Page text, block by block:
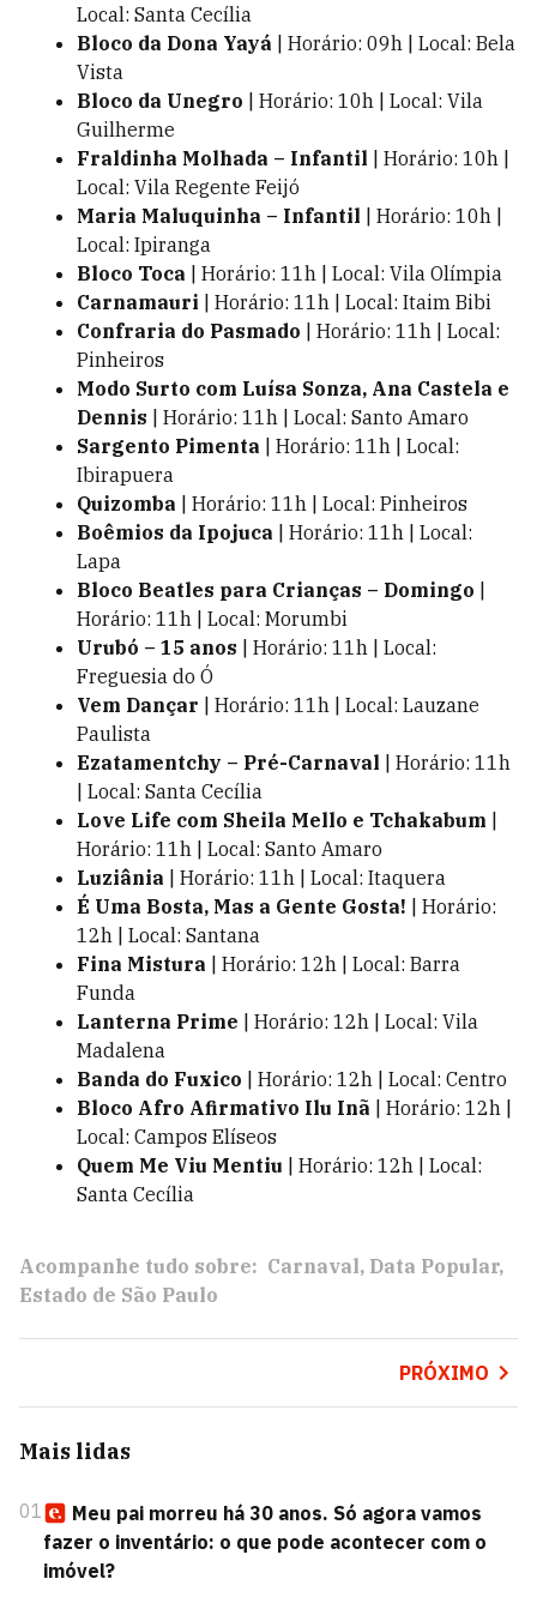
Local: Santa Cecília
Bloco da Dona Yayá | Horário: 09h | Local: Bela
Vista
Bloco da Unegro | Horário: 10h | Local: Vila
Guilherme
Fraldinha Molhada – Infantil | Horário: 10h |
Local: Vila Regente Feijó
Maria Maluquinha – Infantil | Horário: 10h |
Local: Ipiranga
Bloco Toca | Horário: 11h | Local: Vila Olímpia
Carnamauri | Horário: 11h | Local: Itaim Bibi
Confraria do Pasmado | Horário: 11h | Local:
Pinheiros
Modo Surto com Luísa Sonza, Ana Castela e
Dennis | Horário: 11h | Local: Santo Amaro
Sargento Pimenta | Horário: 11h | Local:
Ibirapuera
Quizomba | Horário: 11h | Local: Pinheiros
Boêmios da Ipojuca | Horário: 11h | Local:
Lapa
Bloco Beatles para Crianças – Domingo |
Horário: 11h | Local: Morumbi
Urubó – 15 anos | Horário: 11h | Local:
Freguesia do Ó
Vem Dançar | Horário: 11h | Local: Lauzane
Paulista
Ezatamentchy – Pré-Carnaval | Horário: 11h
| Local: Santa Cecília
Love Life com Sheila Mello e Tchakabum |
Horário: 11h | Local: Santo Amaro
Luziânia | Horário: 11h | Local: Itaquera
É Uma Bosta, Mas a Gente Gosta! | Horário:
12h | Local: Santana
Fina Mistura | Horário: 12h | Local: Barra
Funda
Lanterna Prime | Horário: 12h | Local: Vila
Madalena
Banda do Fuxico | Horário: 12h | Local: Centro
Bloco Afro Afirmativo Ilu Inã | Horário: 12h |
Local: Campos Elíseos
Quem Me Viu Mentiu | Horário: 12h | Local:
Santa Cecília
Acompanhe tudo sobre: Carnaval Data Popular
Estado de São Paulo
PRÓXIMO
Mais lidas
01
Meu pai morreu há 30 anos. Só agora vamos
fazer o inventário: o que pode acontecer com o
imóvel?